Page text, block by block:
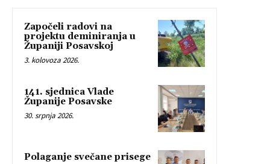
Započeli radovi na
projektu deminiranja u
Županiji Posavskoj
3. kolovoza 2026.
141. sjednica Vlade
Županije Posavske
30. srpnja 2026.
Polaganje svečane prisege